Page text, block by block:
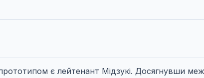
є лейтенант Мідзукі. Досягнувши